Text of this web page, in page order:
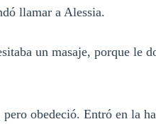
llamar a Alessia.
un masaje, porque le
pero obedeció. Entró en la